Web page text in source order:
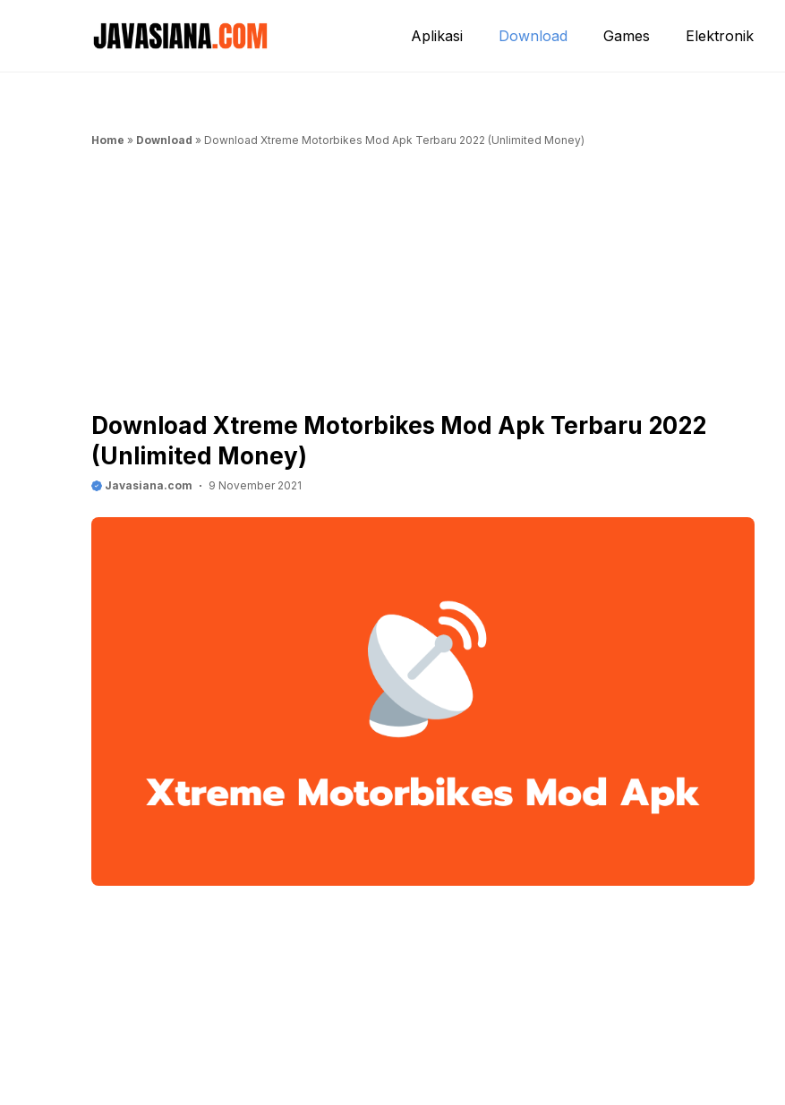
Aplikasi Download Games Elektronik
Home » Download » Download Xtreme Motorbikes Mod Apk Terbaru 2022 (Unlimited Money)
Download Xtreme Motorbikes Mod Apk Terbaru 2022
(Unlimited Money)
Javasiana.com 9 November 2021